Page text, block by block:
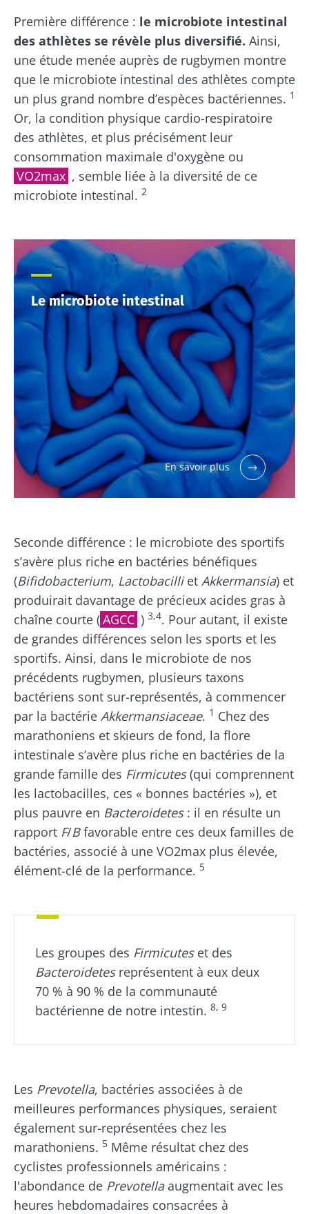
Première différence : le microbiote intestinal
des athlètes se révèle plus diversifié. Ainsi,
une étude menée auprès de rugbymen montre
que le microbiote intestinal des athlètes compte
un plus grand nombre d’espèces bactériennes. 1
Or, la condition physique cardio-respiratoire
des athlètes, et plus précisément leur
consommation maximale d'oxygène ou
VO2max , semble liée à la diversité de ce
microbiote intestinal. 2
Le microbiote intestinal
En savoir plus
Seconde différence : le microbiote des sportifs
s’avère plus riche en bactéries bénéfiques
(Bifidobacterium, Lactobacilliet Akkermansia) et
produirait davantage de précieux acides gras à
chaîne courte (AGCC ) 3,4. Pour autant, il existe
de grandes différences selon les sports et les
sportifs. Ainsi, dans le microbiote de nos
précédents rugbymen, plusieurs taxons
bactériens sont sur-représentés, à commencer
par la bactérie Akkermansiaceae. 1 Chez des
marathoniens et skieurs de fond, la flore
intestinale s’avère plus riche en bactéries de la
grande famille des Firmicutes(qui comprennent
les lactobacilles, ces « bonnes bactéries »), et
plus pauvre en Bacteroidetes: il en résulte un
rapport F/Bfavorable entre ces deux familles de
bactéries, associé à une VO2max plus élevée,
élément-clé de la performance. 5
Les groupes des Firmicuteset des
Bacteroidetesreprésentent à eux deux
70 % à 90 % de la communauté
bactérienne de notre intestin. 8, 9
Les Prevotella, bactéries associées à de
meilleures performances physiques, seraient
également sur-représentées chez les
marathoniens. 5 Même résultat chez des
cyclistes professionnels américains :
l'abondance de Prevotellaaugmentait avec les
heures hebdomadaires consacrées à